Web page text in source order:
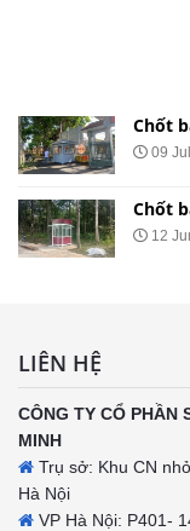
Chốt
09
Chốt
12
LIÊN HỆ
CÔNG TY CỔ PHẦN
MINH
Trụ sở: Khu CN
Hà Nội
VP Hà Nội: P401-